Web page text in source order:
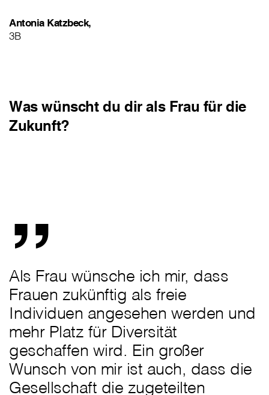
Antonia Katzbeck,
3B
Was wünscht du dir als Frau für die
Zukunft?
„
Als Frau wünsche ich mir, dass
Frauen zukünftig als freie
Individuen angesehen werden und
mehr Platz für Diversität
geschaffen wird. Ein großer
Wunsch von mir ist auch, dass die
Gesellschaft die zugeteilten